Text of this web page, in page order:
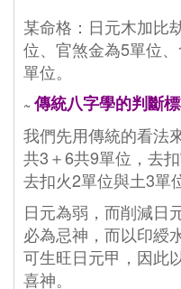
某命格：日元木加比
位、官煞金為5單位
單位。
~傳統八字學的判斷
我們先用傳統的看法
共3＋6共9單位，去
去扣火2單位與土3單
日元為弱，而削減日
必為忌神，而以印綬
可生旺日元甲，因此
喜神。